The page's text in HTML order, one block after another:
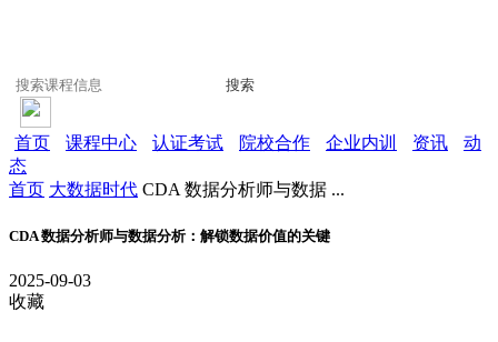
搜索
首页 课程中心 认证考试 院校合作 企业内训 资讯
动
态
首页 大数据时代 CDA 数据分析师与数据 ...
CDA 数据分析师与数据分析：解锁数据价值的关键
2025-09-03
收藏